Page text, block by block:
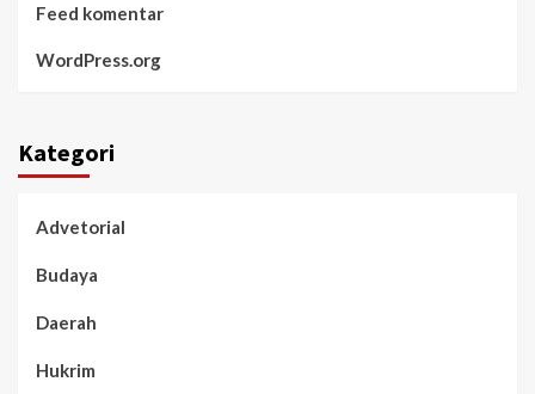
Feed komentar
WordPress.org
Kategori
Advetorial
Budaya
Daerah
Hukrim